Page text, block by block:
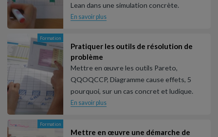
Lean dans une simulation concrète.
En savoir plus
Formation
Pratiquer les outils de résolution de
problème
Mettre en œuvre les outils Pareto,
QQOQCCP, Diagramme cause effets, 5
pourquoi, sur un cas concret et ludique.
En savoir plus
Formation
Mettre en œuvre une démarche de